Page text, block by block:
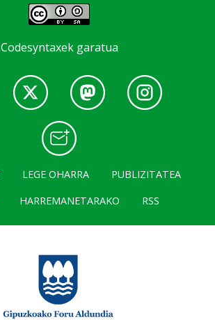
Codesyntaxek garatua
LEGE OHARRA
PUBLIZITATEA
HARREMANETARAKO RSS